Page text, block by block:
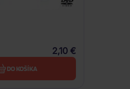
2,10 €
DO KOŠÍKA